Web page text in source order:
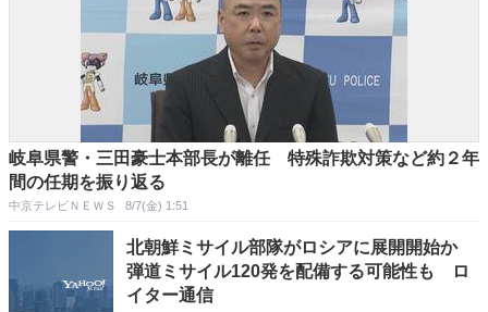
岐阜県警・三田豪士本部長が離任 特殊詐欺対策など約２年
間の任期を振り返る
中京テレビＮＥＷＳ 8/7(金) 1:51
北朝鮮ミサイル部隊がロシアに展開開始か
弾道ミサイル120発を配備する可能性も ロ
イター通信